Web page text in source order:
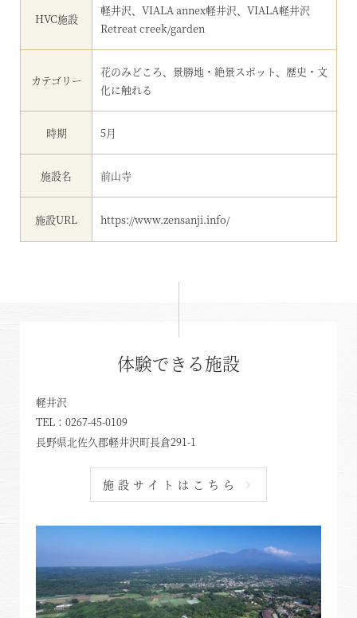
HOME
東北・北関東エリア
鬼怒川
HVC施設
軽井沢、VIALA annex軽井沢、VIALA軽井沢
Retreat creek/garden
カテゴリー
花のみどころ、景勝地・絶景スポット、歴史・文
化に触れる
時期 5月
施設名 前山寺
施設URL https://www.zensanji.info/
体験できる施設
軽井沢
TEL： 0267-45-0109
長野県北佐久郡軽井沢町長倉291-1
施設サイトはこちら